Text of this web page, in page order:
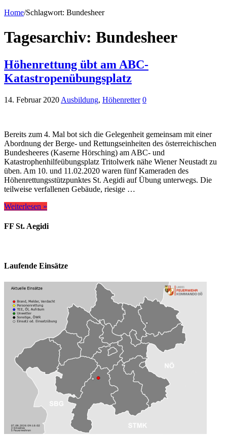
Home/Schlagwort: Bundesheer
Tagesarchiv: Bundesheer
Höhenrettung übt am ABC-
Katastropenübungsplatz
14. Februar 2020 Ausbildung, Höhenretter 0
Bereits zum 4. Mal bot sich die Gelegenheit gemeinsam mit einer
Abordnung der Berge- und Rettungseinheiten des österreichischen
Bundesheeres (Kaserne Hörsching) am ABC- und
Katastrophenhilfeübungsplatz Tritolwerk nähe Wiener Neustadt zu
üben. Am 10. und 11.02.2020 waren fünf Kameraden des
Höhenrettungsstützpunktes St. Aegidi auf Übung unterwegs. Die
teilweise verfallenen Gebäude, riesige …
Weiterlesen »
FF St. Aegidi
Laufende Einsätze